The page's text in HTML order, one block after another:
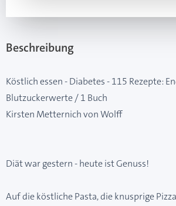
Beschreibung
Köstlich essen - Diabetes - 115 Rezepte:
Blutzuckerwerte / 1 Buch
Kirsten Metternich von Wolff
Diät war gestern - heute ist Genuss!
Auf die köstliche Pasta, die knusprige